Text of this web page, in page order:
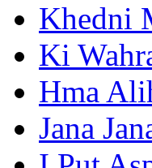
Khedni
Ki
Hma
Jana